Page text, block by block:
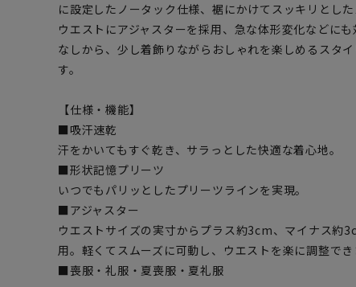
に設定したノータック仕様、裾にかけてスッキリとし
ウエストにアジャスターを採用、急な体形変化などにも
なしから、少し着飾りながらおしゃれを楽しめるスタ
す。
【仕様・機能】
■吸汗速乾
汗をかいてもすぐ乾き、サラっとした快適な着心地。
■形状記憶プリーツ
いつでもパリッとしたプリーツラインを実現。
■アジャスター
ウエストサイズの実寸からプラス約3cm、マイナス約
用。軽くてスムーズに可動し、ウエストを楽に調整でき
■喪服・礼服・夏喪服・夏礼服